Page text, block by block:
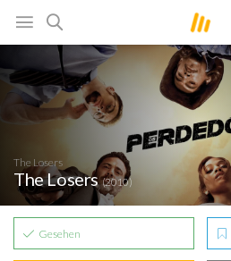
The Losers
The Losers(2010)
Gesehen